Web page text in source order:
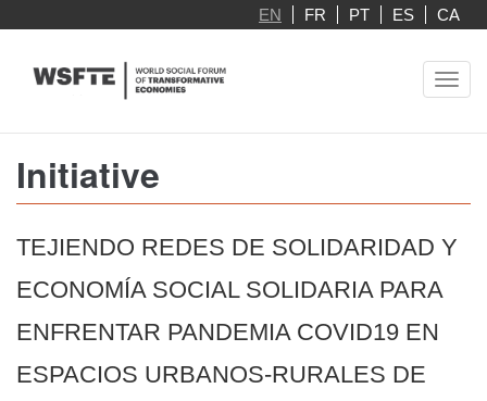
main
EN FR PT ES CA
Initiative
TEJIENDO REDES DE SOLIDARIDAD Y
ECONOMÍA SOCIAL SOLIDARIA PARA
ENFRENTAR PANDEMIA COVID19 EN
ESPACIOS URBANOS-RURALES DE